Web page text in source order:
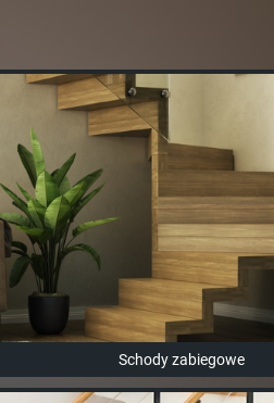
Schody zabiegowe